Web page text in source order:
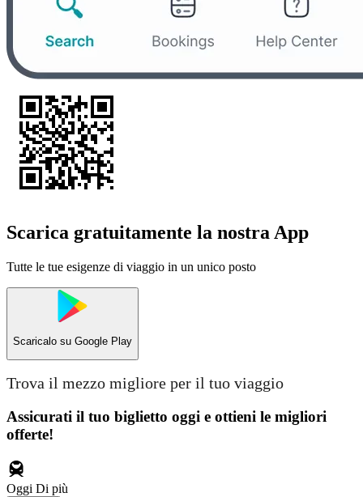
Scarica gratuitamente la nostra App
Tutte le tue esigenze di viaggio in un unico posto
Scaricalo su Google Play
Trova il mezzo migliore per il tuo viaggio
Assicurati il ​​tuo biglietto oggi e ottieni le migliori
offerte!
Oggi Di più